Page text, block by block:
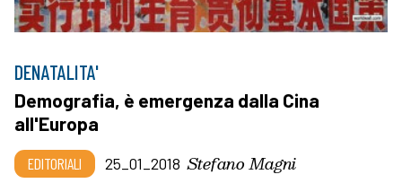
DENATALITA'
Demografia, è emergenza dalla Cina
all'Europa
EDITORIALI 25_01_2018 Stefano Magni